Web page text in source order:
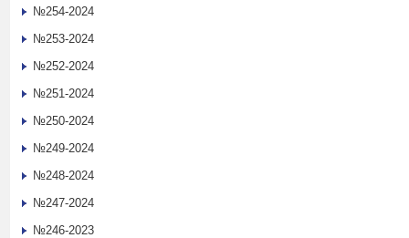
№254-2024
№253-2024
№252-2024
№251-2024
№250-2024
№249-2024
№248-2024
№247-2024
№246-2023